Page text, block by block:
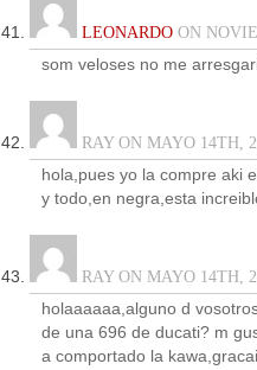
LEONARDO ON
som veloses no me
RAY ON MAYO 14TH,
hola,pues yo la compre aki
y todo,en negra,esta
RAY ON MAYO 14TH,
holaaaaaa,alguno d
de una 696 de ducati? m
a comportado la